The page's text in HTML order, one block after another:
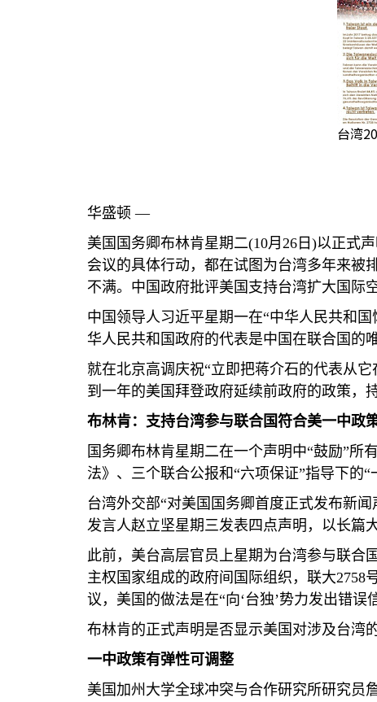
台湾
华盛顿 —
美国国务卿布林肯星期二(10月 26 日 )以正式
会议的具体行动，都在试图为台湾多年来被
不满。中国政府批评美国支持台湾扩大国际
中国领导人习近平星期一在“中华人民共和
华人民共和国政府的代表是中国在联合国的
就在北京高调庆祝“立即把蒋介石的代表从
到一年的美国拜登政府延续前政府的政策，
布林肯：支持台湾参与联合国符合美一中政
国务卿布林肯星期二在一个声明中“鼓励”所
法》、三个联合公报和“六项保证”指导下的“
台湾外交部“对美国国务卿首度正式发布新
发言人赵立坚星期三发表四点声明，以长篇
此前，美台高层官员上星期为台湾参与联合
主权国家组成的政府间国际组织，联大2758
议，美国的做法是在“向‘台独’势力发出错误
布林肯的正式声明是否显示美国对涉及台湾
一中政策有弹性可调整
美国加州大学全球冲突与合作研究所研究员